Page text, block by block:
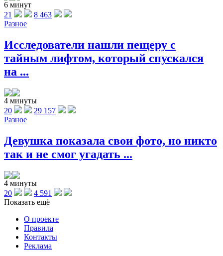
6 минут
21
8 463
Разное
Исследователи нашли пещеру с
тайным лифтом, который спускался
на ...
4 минуты
20
29 157
Разное
Девушка показала свои фото, но никто
так и не смог угадать ...
4 минуты
20
4 591
Показать ещё
О проекте
Правила
Контакты
Реклама